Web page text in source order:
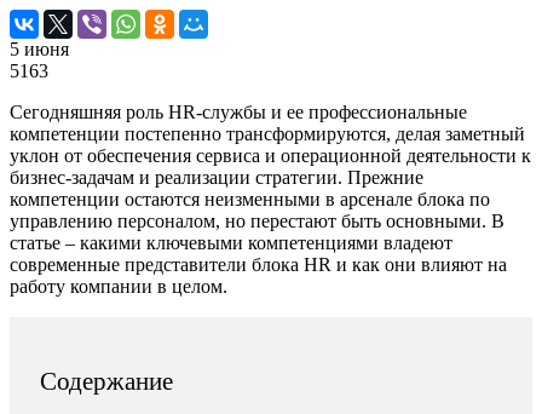
5 июня
5163
Сегодняшняя роль HR-службы и ее профессиональные
компетенции постепенно трансформируются, делая заметный
уклон от обеспечения сервиса и операционной деятельности к
бизнес-задачам и реализации стратегии. Прежние
компетенции остаются неизменными в арсенале блока по
управлению персоналом, но перестают быть основными. В
статье – какими ключевыми компетенциями владеют
современные представители блока HR и как они влияют на
работу компании в целом.
Содержание